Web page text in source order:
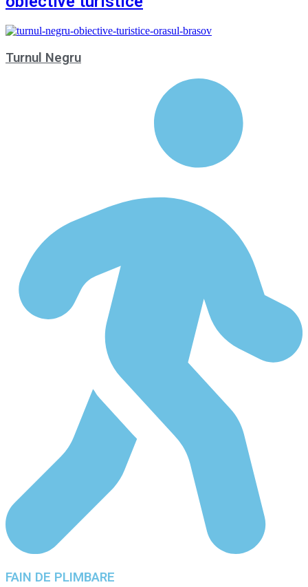
Turnul Negru
FAIN DE PLIMBARE